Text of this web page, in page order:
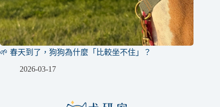
🌱 春天到了，狗狗為什麼「比較坐不住」？
2026-03-17